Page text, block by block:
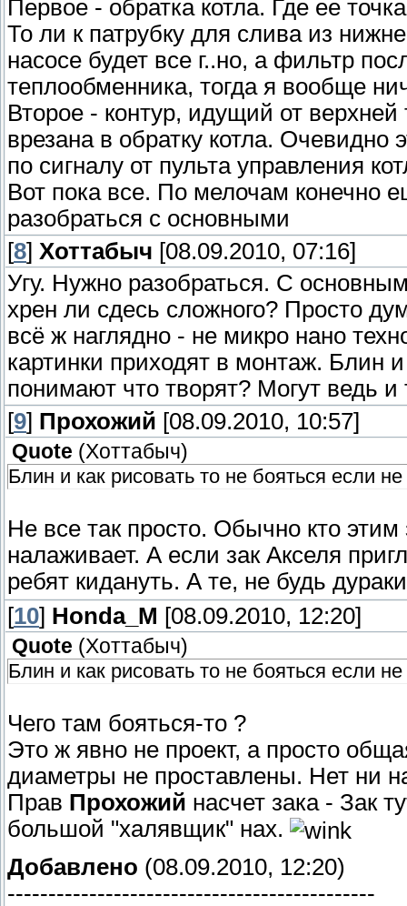
Первое - обратка котла. Где ее
То ли к патрубку для слива из
насосе будет все г..но, а фильтр
теплообменника, тогда я вообще
Второе - контур, идущий от верхней
врезана в обратку котла. Очевидно
по сигналу от пульта управления
Вот пока все. По мелочам конечно
разобраться с основными
[8] Хоттабыч [08.09.2010, 07:16]
Угу. Нужно разобраться. С
хрен ли сдесь сложного? Просто
всё ж наглядно - не микро нано
картинки приходят в монтаж. Блин
понимают что творят? Могут ведь и
[9] Прохожий [08.09.2010, 10:57]
Quote (Хоттабыч)
Блин и как рисовать то не бояться если
Не все так просто. Обычно кто
налаживает. А если зак Акселя
ребят кидануть. А те, не будь
[10] Honda_M [08.09.2010, 12:20]
Quote (Хоттабыч)
Блин и как рисовать то не бояться если
Чего там бояться-то ?
Это ж явно не проект, а просто
диаметры не проставлены. Нет ни
Прав Прохожий насчет зака - Зак
большой "халявщик" нах.
Добавлено (08.09.2010, 12:20)
---------------------------------------------